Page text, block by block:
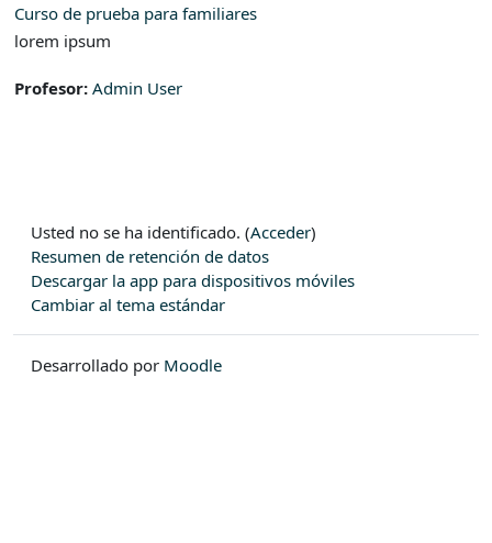
Curso de prueba para familiares
lorem ipsum
Profesor: Admin User
Usted no se ha identificado. (Acceder)
Resumen de retención de datos
Descargar la app para dispositivos móviles
Cambiar al tema estándar
Desarrollado por Moodle